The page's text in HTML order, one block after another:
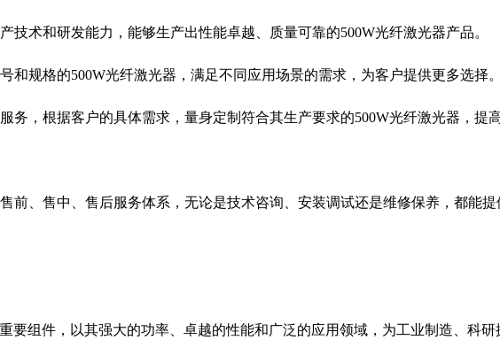
技术和研发能力，能够生产出性能卓越、质量可靠的500W光纤激光器产品。
和规格的500W光纤激光器，满足不同应用场景的需求，为客户提供更多选择
务，根据客户的具体需求，量身定制符合其生产要求的500W光纤激光器，提
前、售中、售后服务体系，无论是技术咨询、安装调试还是维修保养，都能提
要组件，以其强大的功率、卓越的性能和广泛的应用领域，为工业制造、科研